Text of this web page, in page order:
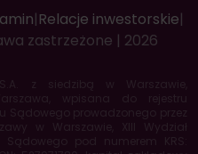
|Relacje inwestorskie|
zastrzeżone | 2026